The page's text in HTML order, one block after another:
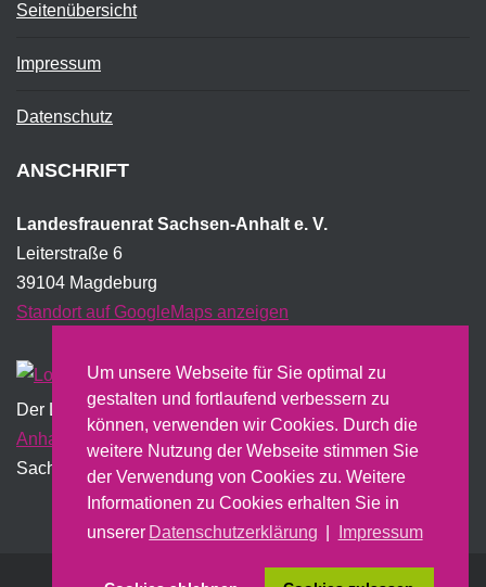
Um unsere Webseite für Sie optimal zu
gestalten und fortlaufend verbessern zu
können, verwenden wir Cookies. Durch die
weitere Nutzung der Webseite stimmen Sie
der Verwendung von Cookies zu. Weitere
Informationen zu Cookies erhalten Sie in
unserer Datenschutzerklärung Impressum
Seitenübersicht
Impressum
Datenschutz
ANSCHRIFT
Landesfrauenrat Sachsen-Anhalt e. V.
Leiterstraße 6
39104 Magdeburg
Standort auf GoogleMaps anzeigen
Der Landesfrauenrat wird institutionell vom Land
Anhalt
gefördert und erstellt dazu u.a. einen jährlichen
Sachbericht.